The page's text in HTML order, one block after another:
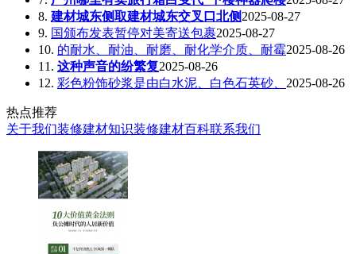
8. 建材城东侧取建材城东交叉口北侧2025-08-27
9. 国颁布发表暂停对美寄送包裹2025-08-27
10. 的耐水、耐油、耐磨、耐化学介质、耐霉2025-08-26
11. 这种声音的纷繁复2025-08-26
12. 彩色粉饰砂浆是由白水泥、白色石英砂、 2025-08-26
热点推荐
关于我们装修建材知识装修建材百科联系我们